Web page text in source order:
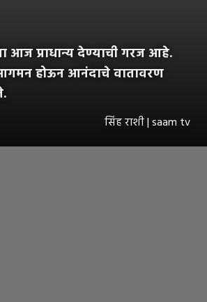
आज प्राधान्य देण्याची गरज आहे.
होऊन आनंदाचे वातावरण
सिंह राशी | saam tv